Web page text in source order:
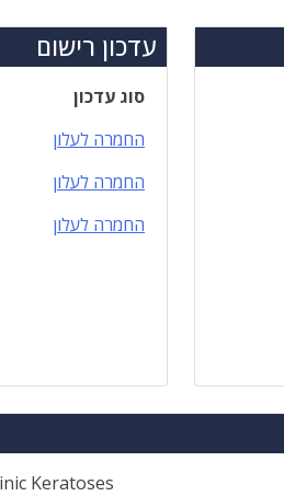
עדכון רישום
סוג עדכון
החמרה לעלון
החמרה לעלון
החמרה לעלון
Keratoses